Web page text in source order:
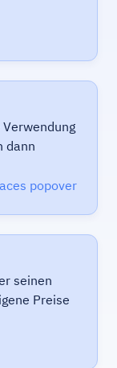
dann
seinen
Preise